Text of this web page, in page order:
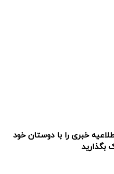
خبری را با دوستان خود
بگذارید